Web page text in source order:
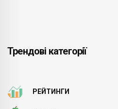
Трендові категорії
РЕЙТИНГИ